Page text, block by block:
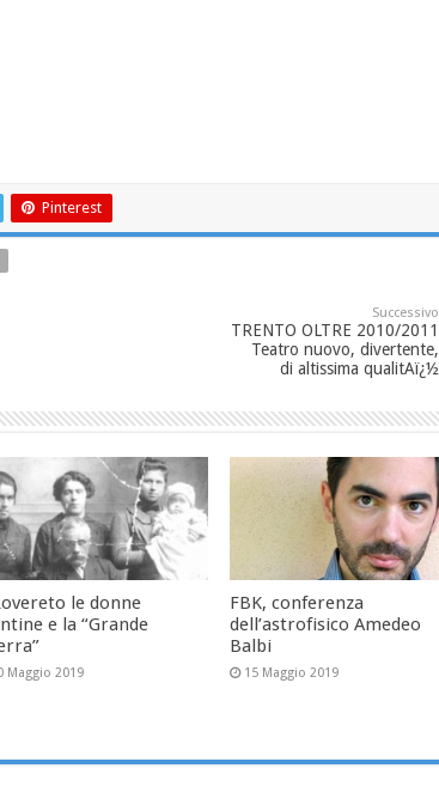
Pinterest
Successivo
TRENTO OLTRE 2010/2011
Teatro nuovo, divertente,
di altissima qualitAï¿½
le donne
e la “Grande
Maggio 2019
FBK, conferenza
dell’astrofisico Amedeo
Balbi
15 Maggio 2019